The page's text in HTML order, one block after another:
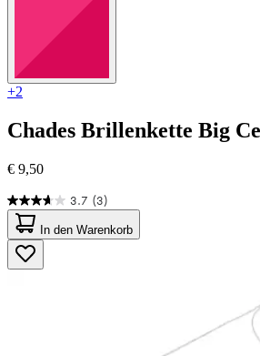
+2
Chades Brillenkette Big
€ 9,50
3.7 (3)
3.7
von
5
Sternen.
3
In den Warenkorb